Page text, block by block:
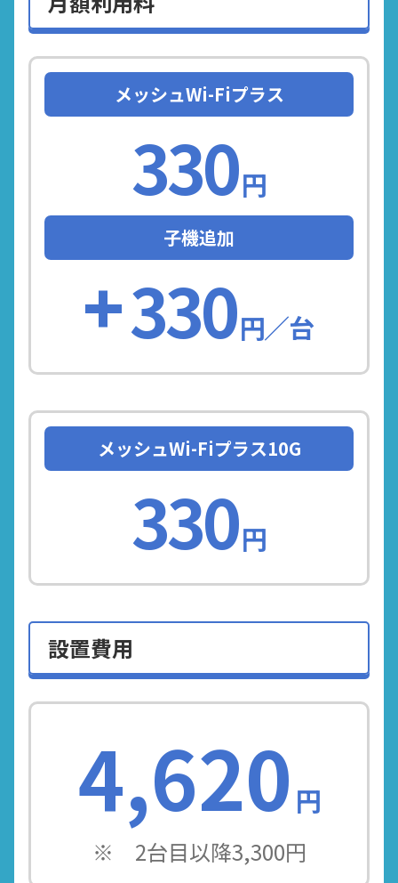
メッシュWi-Fiプラス
330円
子機追加
330円／台
メッシュWi-Fiプラス10G
330円
設置費用
4,620 円
※ 2台目以降3,300円